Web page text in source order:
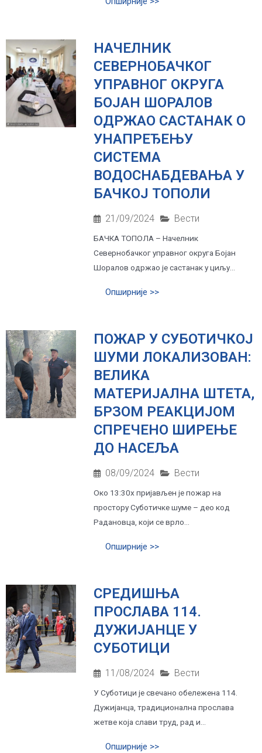
НАЧЕЛНИК
СЕВЕРНОБАЧКОГ
УПРАВНОГ ОКРУГА
БОЈАН ШОРАЛОВ
ОДРЖАО САСТАНАК О
УНАПРЕЂЕЊУ
СИСТЕМА
ВОДОСНАБДЕВАЊА У
БАЧКОЈ ТОПОЛИ
21/09/2024 Вести
БАЧКА ТОПОЛА – Начелник
Севернобачког управног округа Бојан
Шоралов одржао је састанак у циљу...
Опширније >>
ПОЖАР У СУБОТИЧКОЈ
ШУМИ ЛОКАЛИЗОВАН:
ВЕЛИКА
МАТЕРИЈАЛНА ШТЕТА,
БРЗОМ РЕАКЦИЈОМ
СПРЕЧЕНО ШИРЕЊЕ
ДО НАСЕЉА
08/09/2024 Вести
Oко 13:30х пријављен је пожар на
простору Суботичке шуме – део код
Радановца, који се врло...
Опширније >>
СРЕДИШЊА
ПРОСЛАВА 114.
ДУЖИЈАНЦЕ У
СУБОТИЦИ
11/08/2024 Вести
У Суботици је свечано обележена 114.
Дужијанца, традиционална прослава
жетве која слави труд, рад и...
Опширније >>